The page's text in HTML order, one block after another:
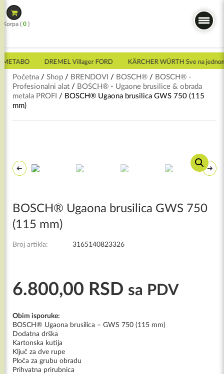
Skip
to
content
Korpa ( 0 )
DREMEL Villager FORD KÄRCHER WÜRTH Sve na
Početna / Shop / BRENDOVI / BOSCH® / BOSCH® -
Profesionalni alat / BOSCH® - Ugaone brusilice & obrada
metala PROFI / BOSCH® Ugaona brusilica GWS 750 (115
mm)
BOSCH® Ugaona brusilica GWS 750
(115 mm)
Broj artikla: 3165140823326
6.800,00 RSD sa PDV
Obim isporuke:
BOSCH® Ugaona brusilica – GWS 750 (115 mm)
Dodatna drška
Kartonska kutija
Ključ za dve rupe
Ploča za grubu obradu
Prihvatna prirubnica